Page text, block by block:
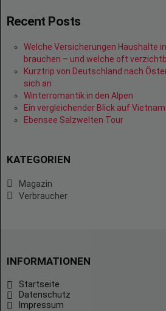
Recent Posts
Welche Versicherungen Haushalte
brauchen – und welche oft
Kurztrip von Deutschland nach
sich an
Winterromantik in den Alpen
Ein vergleichender Blick auf
Ebensee Salzwelten Tour
KATEGORIEN
Magazin
Verbraucher
INFORMATIONEN
Startseite
Datenschutz
Impressum